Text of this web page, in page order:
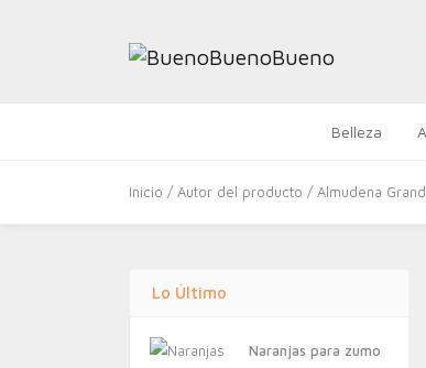
Belleza
Inicio / Autor del producto / Almudena
Lo Último
Naranjas para zumo